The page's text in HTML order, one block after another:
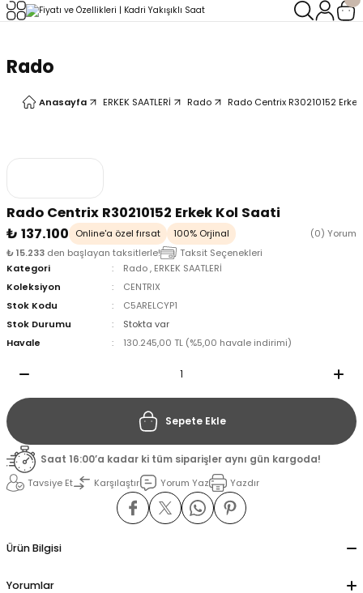
Rado
Anasayfa ERKEK SAATLERİ Rado Rado Centrix R30210152
Rado Centrix R30210152 Erkek Kol Saati
₺ 137.100
Online'a özel fırsat 100% Orjinal
(0) Yorum
₺ 15.233 den başlayan taksitlerle!
Taksit Seçenekleri
Kategori
Rado, ERKEK SAATLERİ
Koleksiyon
CENTRIX
Stok Kodu
C5ARELCYP1
Stok Durumu
Stokta var
Havale
130.245,00 TL (%5,00 havale indirimi)
Sepete Ekle
Saat 16:00’a kadar ki tüm siparişler aynı gün kargoda!
Tavsiye Et
Karşılaştır Yorum Yaz Yazdır
Ürün Bilgisi
Yorumlar
Geri Dön
Geri Dön